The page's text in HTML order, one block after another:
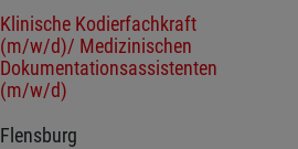
Klinische Kodierfachkraft
(m/w/d)/ Medizinischen
Dokumentationsassistenten
(m/w/d)
Flensburg